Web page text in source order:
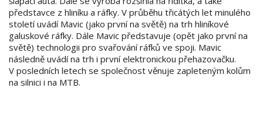
představce z hliníku a ráfky. V průběhu třicátých let minulého
století uvádí Mavic (jako první na světě) na trh hliníkové
galuskové ráfky. Dále Mavic představuje (opět jako první na
světě) technologii pro svařování ráfků ve spoji. Mavic
následně uvádí na trh i první elektronickou přehazovačku.
V posledních letech se společnost věnuje zapleteným kolům
na silnici i na MTB.